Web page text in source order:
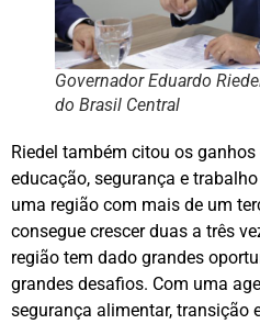
Governador Eduardo
do Brasil Central
Riedel também citou os
educação, segurança e
uma região com mais de um
consegue crescer duas a três
região tem dado grandes
grandes desafios. Com uma
segurança alimentar, transição